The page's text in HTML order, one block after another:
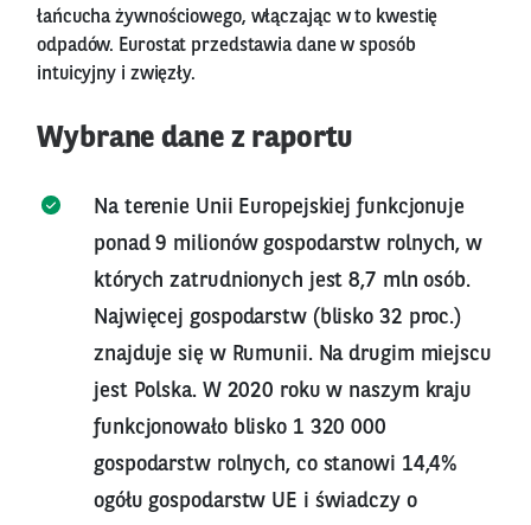
łańcucha żywnościowego, włączając w to kwestię
odpadów. Eurostat przedstawia dane w sposób
intuicyjny i zwięzły.
Wybrane dane z raportu
Na terenie Unii Europejskiej funkcjonuje
ponad 9 milionów gospodarstw rolnych, w
których zatrudnionych jest 8,7 mln osób.
Najwięcej gospodarstw (blisko 32 proc.)
znajduje się w Rumunii. Na drugim miejscu
jest Polska. W 2020 roku w naszym kraju
funkcjonowało blisko 1 320 000
gospodarstw rolnych, co stanowi 14,4%
ogółu gospodarstw UE i świadczy o